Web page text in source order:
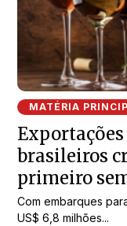
MATÉRIA
brasileiros
primeiro
Com embarques
US$ 6,8 milhões...